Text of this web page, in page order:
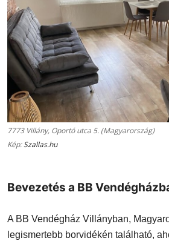
7773 Villány, Oportó utca 5. (Magyarország)
Kép:Szallas.hu
Bevezetés a BB
A BB Vendégház Villányban,
legismertebb borvidékén található,